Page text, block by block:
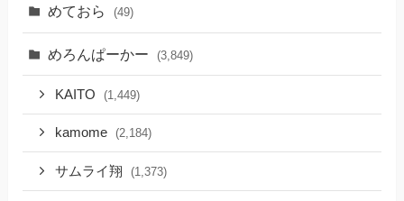
めておら (49)
めろんぱーかー (3,849)
KAITO (1,449)
kamome (2,184)
サムライ翔 (1,373)